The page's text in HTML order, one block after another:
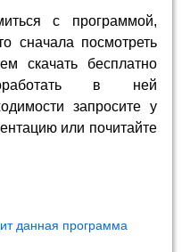
с программой,
сначала посмотреть
скачать бесплатно
в ней
запросите у
или почитайте
данная программа